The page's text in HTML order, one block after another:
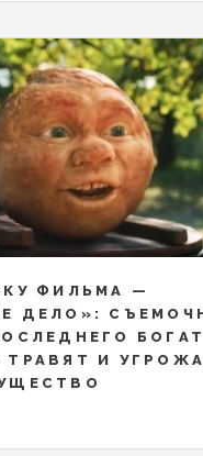
ФИЛЬМА —
ДЕЛО»:
ТРАВЯТ И